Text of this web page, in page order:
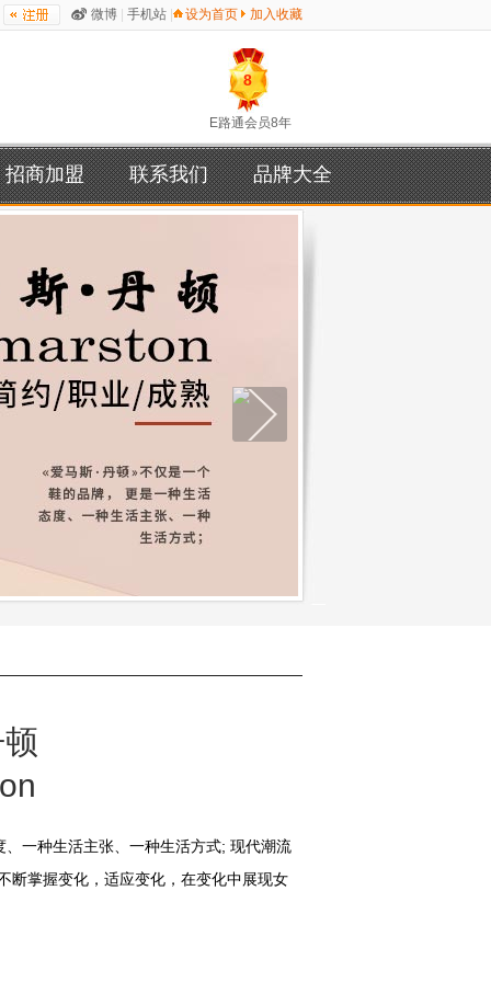
设为首页 加入收藏
手机站
微博
8
E路通会员8年
招商加盟 联系我们 品牌大全
一种生活主张、一种生活方式; 现代潮流
断掌握变化，适应变化，在变化中展现女